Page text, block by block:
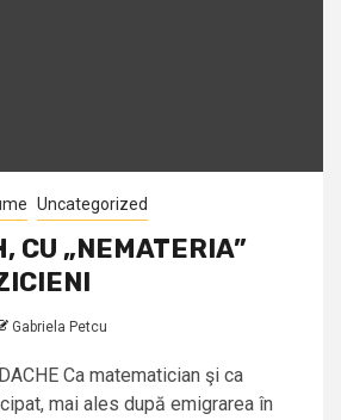
Uncategorized
CU „NEMATERIA”
Gabriela Petcu
Ca matematician şi ca
mai ales după emigrarea în